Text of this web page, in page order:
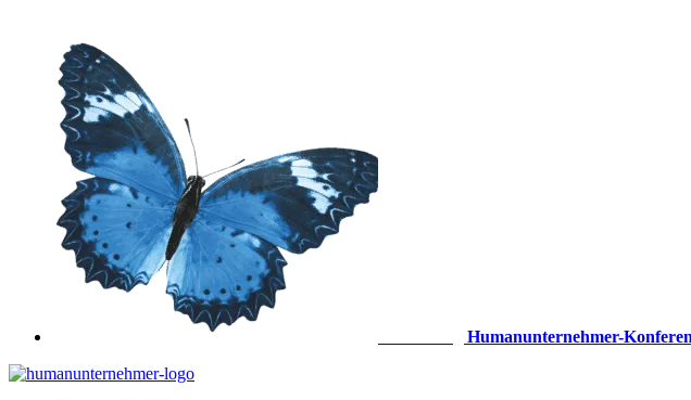
springen
Humanunternehmer-